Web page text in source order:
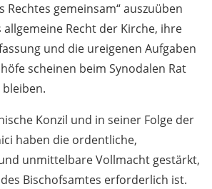
Rechtes gemeinsam“ auszuüben
allgemeine Recht der Kirche, ihre
und die ureigenen Aufgaben
scheinen beim Synodalen Rat
Konzil und in seiner Folge der
haben die ordentliche,
unmittelbare Vollmacht gestärkt,
Bischofsamtes erforderlich ist.